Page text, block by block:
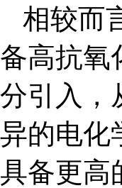
相较而
备高抗氧
分引入，
异的电化
具备更高